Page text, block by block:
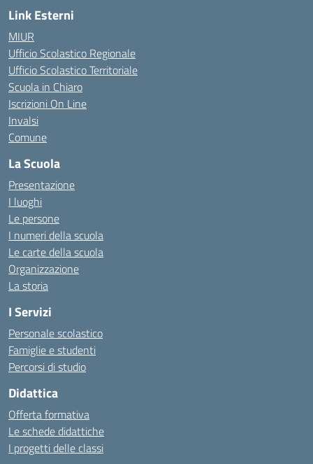
Link Esterni
MIUR
Ufficio Scolastico Regionale
Ufficio Scolastico Territoriale
Scuola in Chiaro
Iscrizioni On Line
Invalsi
Comune
La Scuola
Presentazione
I luoghi
Le persone
I numeri della scuola
Le carte della scuola
Organizzazione
La storia
I Servizi
Personale scolastico
Famiglie e studenti
Percorsi di studio
Didattica
Offerta formativa
Le schede didattiche
I progetti delle classi